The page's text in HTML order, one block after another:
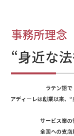
事務所理念
“身近な